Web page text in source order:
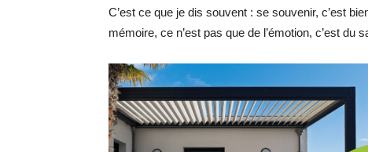
C’est ce que je dis souvent : se souvenir, c’est
mémoire, ce n’est pas que de l’émotion, c’est du